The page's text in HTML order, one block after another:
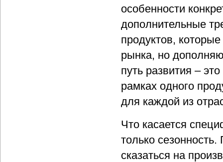
особенности
дополнительные
продуктов,
рынка, но
путь развития –
рамках одного
для каждой из
Что касается
только
сказаться на